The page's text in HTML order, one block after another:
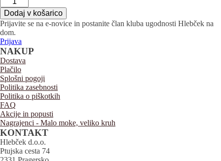
kolač
količina
Dodaj v košarico
Prijavite se na e-novice in postanite član kluba ugodnosti Hlebček na
dom.
Prijava
NAKUP
Dostava
Plačilo
Splošni pogoji
Politika zasebnosti
Politika o piškotkih
FAQ
Akcije in popusti
Nagrajenci - Malo moke, veliko kruh
KONTAKT
Hlebček d.o.o.
Ptujska cesta 74